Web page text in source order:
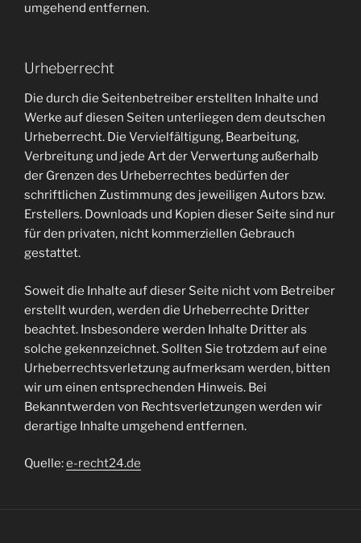
umgehend entfernen.
Urheberrecht
Die durch die Seitenbetreiber erstellten Inhalte und
Werke auf diesen Seiten unterliegen dem deutschen
Urheberrecht. Die Vervielfältigung, Bearbeitung,
Verbreitung und jede Art der Verwertung außerhalb
der Grenzen des Urheberrechtes bedürfen der
schriftlichen Zustimmung des jeweiligen Autors bzw.
Erstellers. Downloads und Kopien dieser Seite sind nur
für den privaten, nicht kommerziellen Gebrauch
gestattet.
Soweit die Inhalte auf dieser Seite nicht vom Betreiber
erstellt wurden, werden die Urheberrechte Dritter
beachtet. Insbesondere werden Inhalte Dritter als
solche gekennzeichnet. Sollten Sie trotzdem auf eine
Urheberrechtsverletzung aufmerksam werden, bitten
wir um einen entsprechenden Hinweis. Bei
Bekanntwerden von Rechtsverletzungen werden wir
derartige Inhalte umgehend entfernen.
Quelle:e-recht24.de